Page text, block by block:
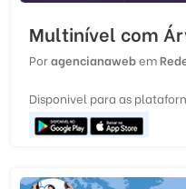
Multinível com
Poragencianawebem
Disponivel para as